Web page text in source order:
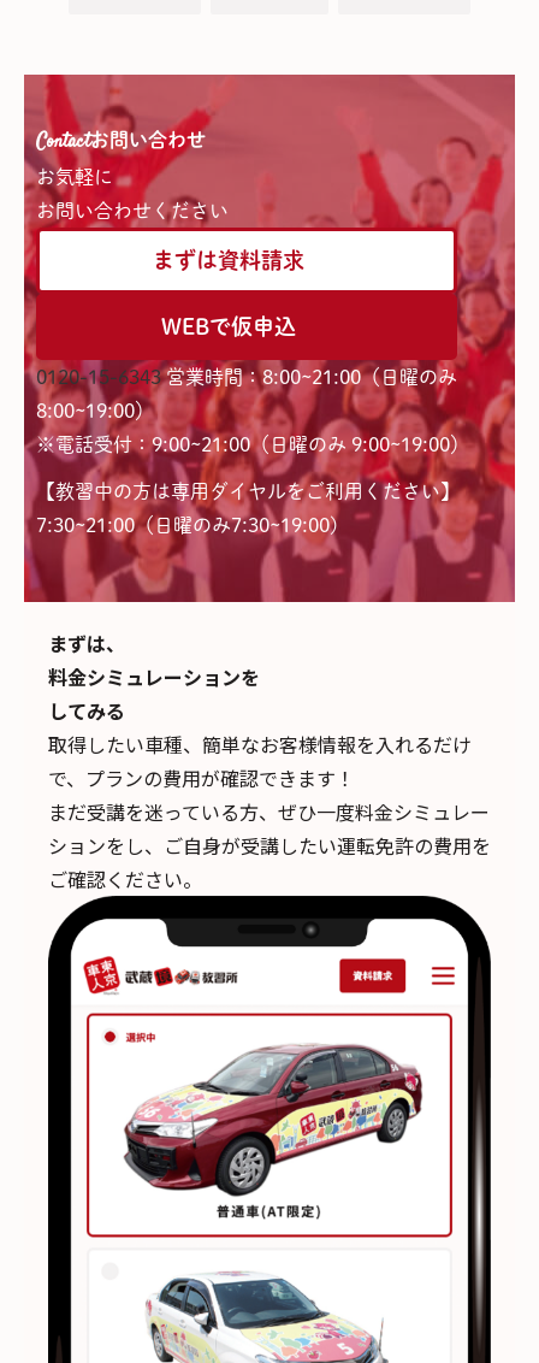
Contactお問い合わせ
お気軽に
お問い合わせください
まずは資料請求
WEBで仮申込
0120-15-6343 営業時間：8:00~21:00（日曜のみ
8:00~19:00）
※電話受付：9:00~21:00（日曜のみ 9:00~19:00）
【教習中の方は専用ダイヤルをご利用ください】
7:30~21:00（日曜のみ7:30~19:00)
まずは、
料金シミュレーションを
してみる
取得したい車種、簡単なお客様情報を入れるだけ
で、 プランの費用が確認できます！
まだ受講を迷っている方、ぜひ一度料金シミュレー
ションをし、ご自身が受講したい運転免許の費用を
ご確認ください。